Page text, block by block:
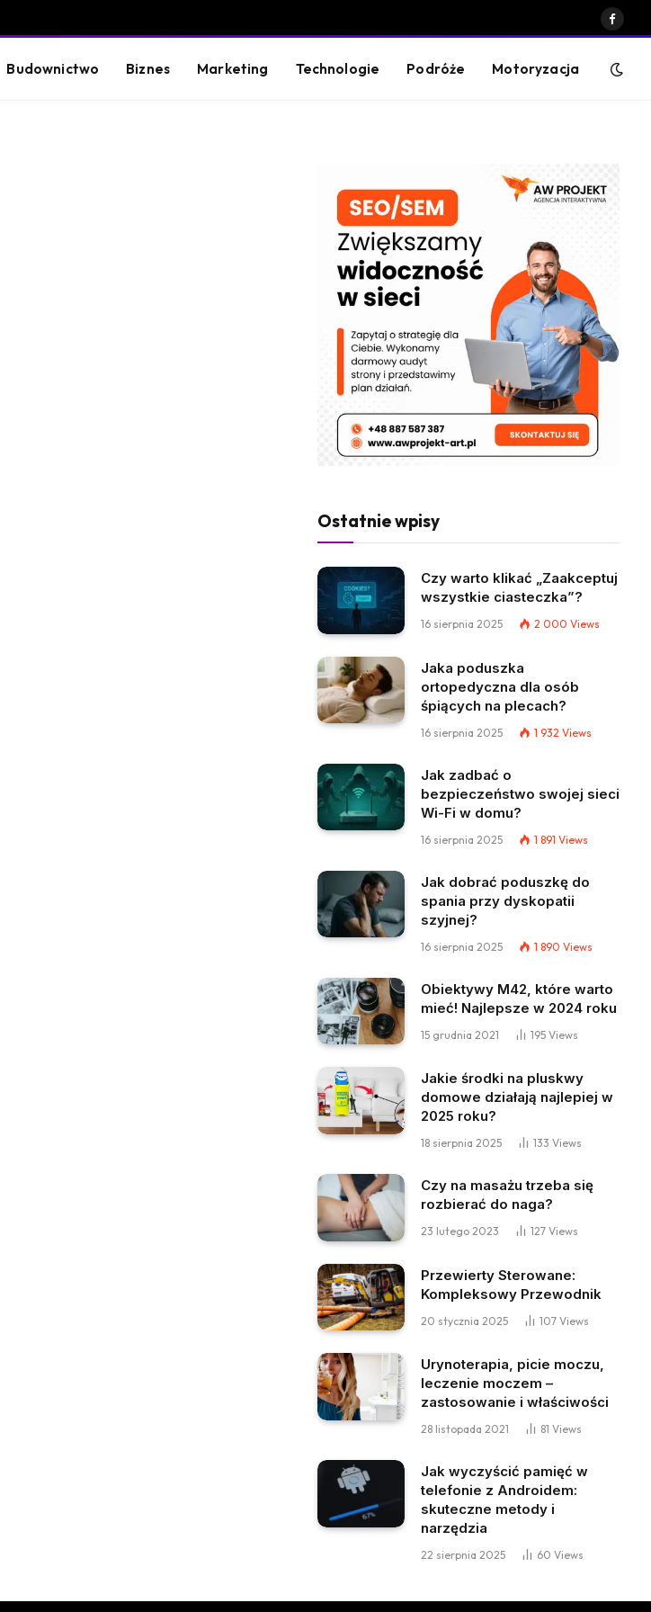
Budownictwo Biznes Marketing Technologie Podróże Motoryzacja
Ostatnie wpisy
Czy warto klikać „Zaakceptuj
wszystkie ciasteczka”?
16 sierpnia 2025 2 000 Views
Jaka poduszka
ortopedyczna dla osób
śpiących na plecach?
16 sierpnia 2025 1 932 Views
Jak zadbać o
bezpieczeństwo swojej sieci
Wi-Fi w domu?
16 sierpnia 2025 1 891 Views
Jak dobrać poduszkę do
spania przy dyskopatii
szyjnej?
16 sierpnia 2025 1 890 Views
Obiektywy M42, które warto
mieć! Najlepsze w 2024 roku
15 grudnia 2021 195 Views
Jakie środki na pluskwy
domowe działają najlepiej w
2025 roku?
18 sierpnia 2025 133 Views
Czy na masażu trzeba się
rozbierać do naga?
23 lutego 2023 127 Views
Przewierty Sterowane:
Kompleksowy Przewodnik
20 stycznia 2025 107 Views
Urynoterapia, picie moczu,
leczenie moczem –
zastosowanie i właściwości
28 listopada 2021 81 Views
Jak wyczyścić pamięć w
telefonie z Androidem:
skuteczne metody i
narzędzia
22 sierpnia 2025 60 Views